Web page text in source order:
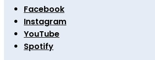
Facebook
Instagram
YouTube
Spotify